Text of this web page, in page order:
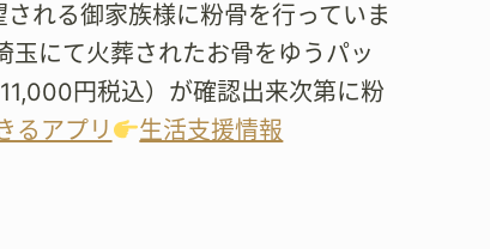
れる御家族様に粉骨を行っていま
玉にて火葬されたお骨をゆうパッ
円税込）が確認出来次第に粉
るアプリ 生活支援情報